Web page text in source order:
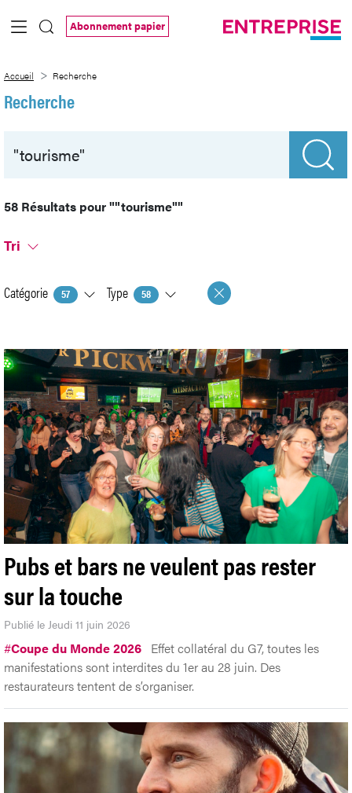
Saut au contenu principal
Abonnement papier
Accueil Recherche
Recherche
58 Résultats pour""tourisme""
Tri
Catégorie 57 Type 58
Pubs et bars ne veulent pas rester
sur la touche
Publié le Jeudi 11 juin 2026
#Coupe du Monde 2026 Effet collatéral du G7, toutes les
manifestations sont interdites du 1er au 28 juin. Des
restaurateurs tentent de s’organiser.